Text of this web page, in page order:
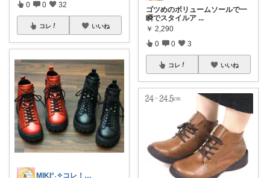
0 0 32
コレ いいね
MIKI°˖✧コレ！歓迎✧˖°
ゴツめのボリュームソールで一
瞬でスタイルア ...
￥ 2,290
0 0 3
コレ いいね